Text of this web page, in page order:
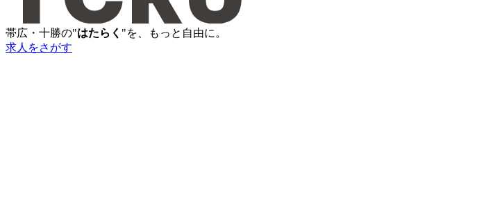
帯広・十勝の"はたらく "を、もっと自由に。
求人をさがす